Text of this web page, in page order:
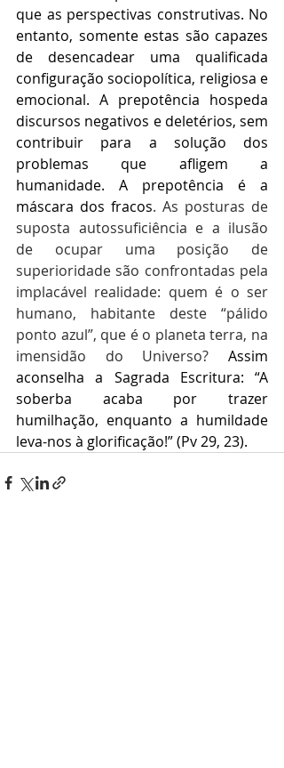
que as perspectivas construtivas. No
entanto, somente estas são capazes
de desencadear uma qualificada
configuração sociopolítica, religiosa e
emocional. A prepotência hospeda
discursos negativos e deletérios, sem
contribuir para a solução dos
problemas que afligem a
humanidade. A prepotência é a
máscara dos fracos. As posturas de
suposta autossuficiência e a ilusão
de ocupar uma posição de
superioridade são confrontadas pela
implacável realidade: quem é o ser
humano, habitante deste “pálido
ponto azul”, que é o planeta terra, na
imensidão do Universo? Assim
aconselha a Sagrada Escritura: “A
soberba acaba por trazer
humilhação, enquanto a humildade
leva-nos à glorificação!” (Pv 29, 23).